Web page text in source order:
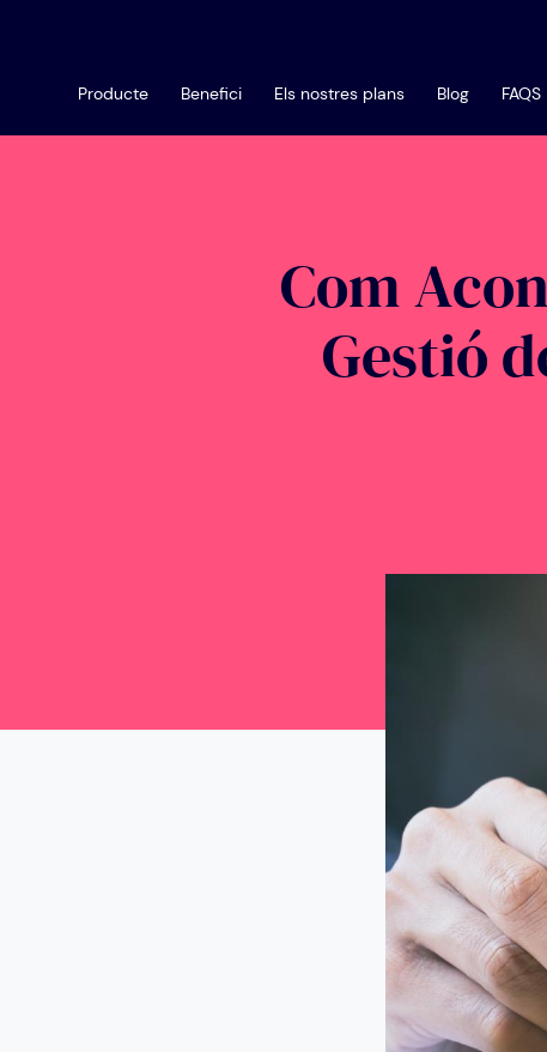
Producte Benefici Els nostres plans Blog FAQS
Com
Gestió